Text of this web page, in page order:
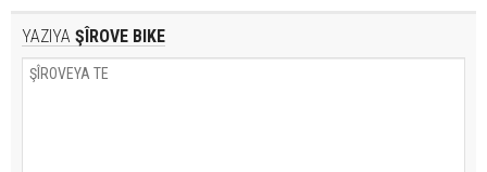
YAZIYA ŞÎROVE BIKE